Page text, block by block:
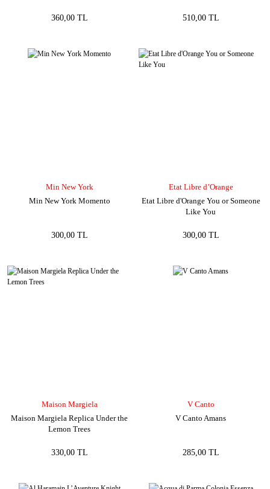
360,00 TL 510,00 TL
Min New York
Min New York Momento
300,00 TL
Etat Libre d’Orange
Etat Libre d'Orange You or Someone
Like You
300,00 TL
Maison Margiela
Maison Margiela Replica Under the
Lemon Trees
330,00 TL
V Canto
V Canto Amans
285,00 TL